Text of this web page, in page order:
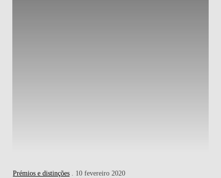
Prémios e distinções . 10 fevereiro 2020